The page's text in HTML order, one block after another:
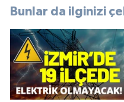
Bunlar da ilginizi